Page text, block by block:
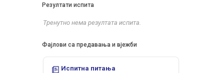
Резултати испита
Тренутно нема резултата испита.
Фајлови са предавања и вјежби
Испитна питања